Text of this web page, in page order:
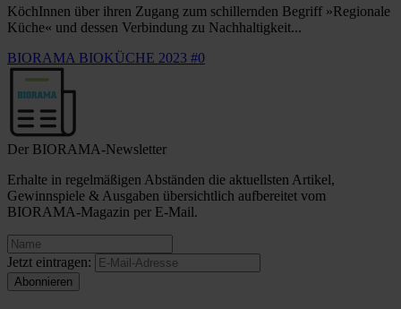
KöchInnen über ihren Zugang zum schillernden Begriff »Regionale
Küche« und dessen Verbindung zu Nachhaltigkeit...
BIORAMA BIOKÜCHE 2023 #0
Der BIORAMA-Newsletter
Erhalte in regelmäßigen Abständen die aktuellsten Artikel,
Gewinnspiele & Ausgaben übersichtlich aufbereitet vom
BIORAMA-Magazin per E-Mail.
Jetzt eintragen: